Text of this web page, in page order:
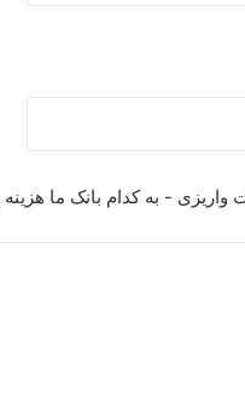
- به کدام بانک ما